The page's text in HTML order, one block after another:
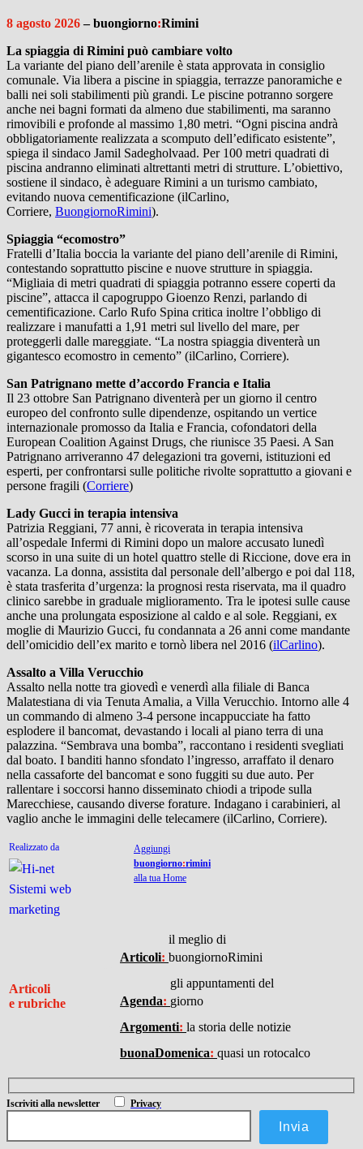
8 agosto 2026– buongiorno:Rimini
La spiaggia di Rimini può cambiare volto
La variante del piano dell’arenile è stata approvata in consiglio
comunale. Via libera a piscine in spiaggia, terrazze panoramiche e
balli nei soli stabilimenti più grandi. Le piscine potranno sorgere
anche nei bagni formati da almeno due stabilimenti, ma saranno
rimovibili e profonde al massimo 1,80 metri. “Ogni piscina andrà
obbligatoriamente realizzata a scomputo dell’edificato esistente”,
spiega il sindaco Jamil Sadegholvaad. Per 100 metri quadrati di
piscina andranno eliminati altrettanti metri di strutture. L’obiettivo,
sostiene il sindaco, è adeguare Rimini a un turismo cambiato,
evitando nuova cementificazione (ilCarlino,
Corriere, BuongiornoRimini).
Spiaggia “ecomostro”
Fratelli d’Italia boccia la variante del piano dell’arenile di Rimini,
contestando soprattutto piscine e nuove strutture in spiaggia.
“Migliaia di metri quadrati di spiaggia potranno essere coperti da
piscine”, attacca il capogruppo Gioenzo Renzi, parlando di
cementificazione. Carlo Rufo Spina critica inoltre l’obbligo di
realizzare i manufatti a 1,91 metri sul livello del mare, per
proteggerli dalle mareggiate. “La nostra spiaggia diventerà un
gigantesco ecomostro in cemento” (ilCarlino, Corriere).
San Patrignano mette d’accordo Francia e Italia
Il 23 ottobre San Patrignano diventerà per un giorno il centro
europeo del confronto sulle dipendenze, ospitando un vertice
internazionale promosso da Italia e Francia, cofondatori della
European Coalition Against Drugs, che riunisce 35 Paesi. A San
Patrignano arriveranno 47 delegazioni tra governi, istituzioni ed
esperti, per confrontarsi sulle politiche rivolte soprattutto a giovani e
persone fragili (Corriere)
Lady Gucci in terapia intensiva
Patrizia Reggiani, 77 anni, è ricoverata in terapia intensiva
all’ospedale Infermi di Rimini dopo un malore accusato lunedì
scorso in una suite di un hotel quattro stelle di Riccione, dove era in
vacanza. La donna, assistita dal personale dell’albergo e poi dal 118,
è stata trasferita d’urgenza: la prognosi resta riservata, ma il quadro
clinico sarebbe in graduale miglioramento. Tra le ipotesi sulle cause
anche una prolungata esposizione al caldo e al sole. Reggiani, ex
moglie di Maurizio Gucci, fu condannata a 26 anni come mandante
dell’omicidio dell’ex marito e tornò libera nel 2016 (ilCarlino).
Assalto a Villa Verucchio
Assalto nella notte tra giovedì e venerdì alla filiale di Banca
Malatestiana di via Tenuta Amalia, a Villa Verucchio. Intorno alle 4
un commando di almeno 3-4 persone incappucciate ha fatto
esplodere il bancomat, devastando i locali al piano terra di una
palazzina. “Sembrava una bomba”, raccontano i residenti svegliati
dal boato. I banditi hanno sfondato l’ingresso, arraffato il denaro
nella cassaforte del bancomat e sono fuggiti su due auto. Per
rallentare i soccorsi hanno disseminato chiodi a tripode sulla
Marecchiese, causando diverse forature. Indagano i carabinieri, al
vaglio anche le immagini delle telecamere (ilCarlino, Corriere).
Realizzato da
Aggiungi
buongiorno:rimini
alla tua Home
Articoli
e rubriche
Articoli:
il meglio di
buongiornoRimini
Agenda:
gli appuntamenti del
giorno
Argomenti: la storia delle notizie
buonaDomenica: quasi un rotocalco
Iscriviti alla newsletter Privacy